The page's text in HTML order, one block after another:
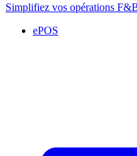
Simplifiez vos opérations
ePOS